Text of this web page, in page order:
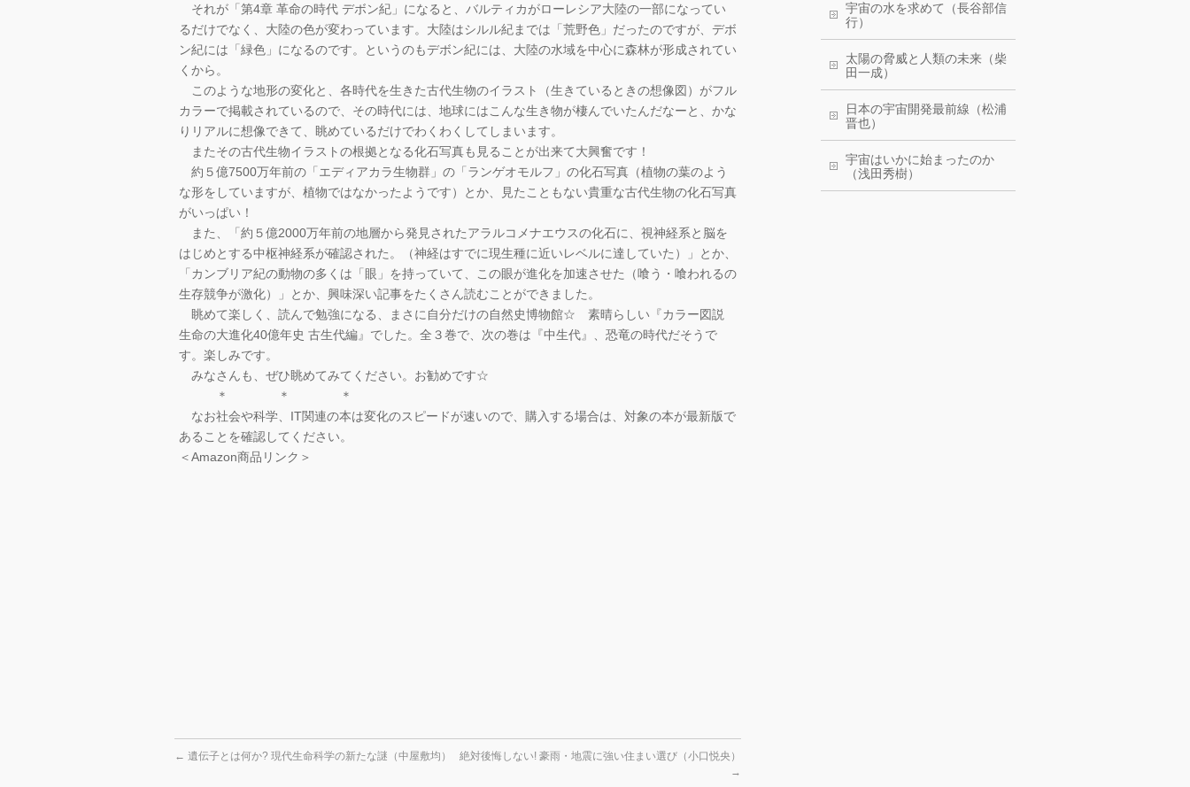
それが「第4章 革命の時代 デボン紀」になると、バルティカがローレシア大陸の一部になってい
るだけでなく、大陸の色が変わっています。大陸はシルル紀までは「荒野色」だったのですが、デボ
ン紀には「緑色」になるのです。というのもデボン紀には、大陸の水域を中心に森林が形成されてい
くから。
このような地形の変化と、各時代を生きた古代生物のイラスト（生きているときの想像図）がフル
カラーで掲載されているので、その時代には、地球にはこんな生き物が棲んでいたんだなーと、かな
りリアルに想像できて、眺めているだけでわくわくしてしまいます。
またその古代生物イラストの根拠となる化石写真も見ることが出来て大興奮です！
約５億7500万年前の「エディアカラ生物群」の「ランゲオモルフ」の化石写真（植物の葉のよう
な形をしていますが、植物ではなかったようです）とか、見たこともない貴重な古代生物の化石写真
がいっぱい！
また、「約５億2000万年前の地層から発見されたアラルコメナエウスの化石に、視神経系と脳を
はじめとする中枢神経系が確認された。（神経はすでに現生種に近いレベルに達していた）」とか、
「カンブリア紀の動物の多くは「眼」を持っていて、この眼が進化を加速させた（喰う・喰われるの
生存競争が激化）」とか、興味深い記事をたくさん読むことができました。
眺めて楽しく、読んで勉強になる、まさに自分だけの自然史博物館☆ 素晴らしい『カラー図説
生命の大進化40億年史 古生代編』でした。全３巻で、次の巻は『中生代』、恐竜の時代だそうで
す。楽しみです。
みなさんも、ぜひ眺めてみてください。お勧めです☆
＊ ＊ ＊
なお社会や科学、IT関連の本は変化のスピードが速いので、購入する場合は、対象の本が最新版で
あることを確認してください。
＜Amazon商品リンク＞
← 遺伝子とは何か? 現代生命科学の新たな謎（中屋敷均）
絶対後悔しない! 豪雨・地震に強い住まい選び（小口悦央）
→
宇宙の水を求めて（長谷部信
行）
太陽の脅威と人類の未来（柴
田一成）
日本の宇宙開発最前線（松浦
晋也）
宇宙はいかに始まったのか
（浅田秀樹）